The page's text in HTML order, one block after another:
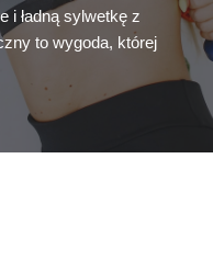
i ładną sylwetkę z
to wygoda, której